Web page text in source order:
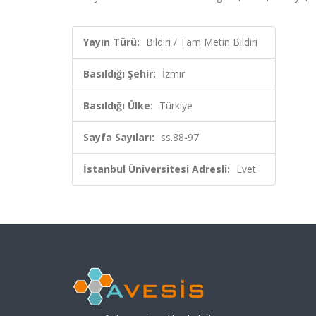
Yayın Türü: Bildiri / Tam Metin Bildiri
Basıldığı Şehir: İzmir
Basıldığı Ülke: Türkiye
Sayfa Sayıları: ss.88-97
İstanbul Üniversitesi Adresli: Evet